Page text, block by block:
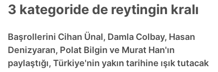
3 kategoride de reytingin kralı
Başrollerini Cihan Ünal, Damla Colbay, Hasan
Denizyaran, Polat Bilgin ve Murat Han'ın
paylaştığı, Türkiye'nin yakın tarihine ışık tutacak